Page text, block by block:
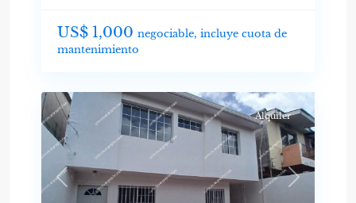
US$ 1,000 negociable, incluye cuota de
mantenimiento
Previous Next
Alquiler